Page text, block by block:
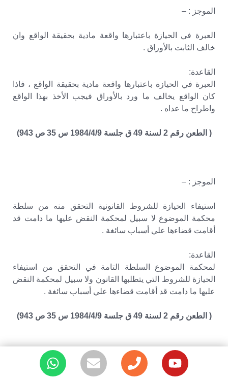
الموجز : –
العبرة في الحيازة باعتبارها واقعة مادية بحقيقة الواقع وان
خالف الثابت بالأوراق .
القاعدة:
العبرة في الحيازة باعتبارها واقعة مادية بحقيقة الواقع ، فاذا
كان الواقع يخالف ما ورد بالأوراق فيجب الأخذ بهذا الواقع
واطراح ما عداه .
( الطعن رقم 2 لسنة 49 ق جلسة 1984/4/9 س 35 ص 943)
الموجز : –
استيفاء الحيازة للشروط القانونية التحقق منه من سلطة
محكمة الموضوع لا سبيل لمحكمة النقض عليها ما دامت قد
أقامت قضاءها علي أسباب سائغة .
القاعدة:
لمحكمة الموضوع السلطة التامة في التحقق من استيفاء
الحيازة للشروط التي يتطلبها القانون ولا سبيل لمحكمة النقض
عليها ما دامت قد أقامت قضاءها علي أسباب سائغة .
( الطعن رقم 2 لسنة 49 ق جلسة 1984/4/9 س 35 ص 943)
الموجز : –